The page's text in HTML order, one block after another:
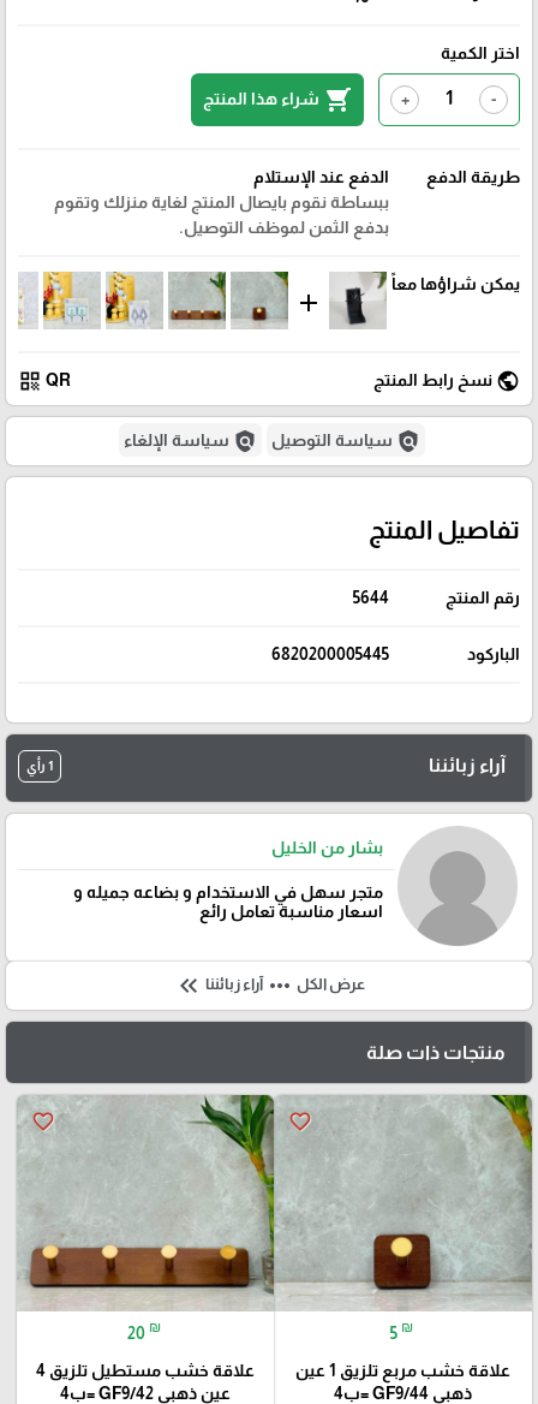
اختر الكمية
-
+
shopping_cart شراء هذا المنتج
طريقة الدفع
الدفع عند الإستلام
ببساطة نقوم بايصال المنتج لغاية منزلك وتقوم
بدفع الثمن لموظف التوصيل.
يمكن شراؤها معاً
add
public نسخ رابط المنتج QR
qr_code
policy سياسة التوصيل policy سياسة الإلغاء
تفاصيل المنتج
رقم المنتج 5644
الباركود 6820200005445
آراء زبائننا 1 رأي
بشار من الخليل
متجر سهل في الاستخدام و بضاعه جميله و
اسعار مناسبة تعامل رائع
عرض الكل more_horiz آراء زبائننا keyboard_double_arrow_left
منتجات ذات صلة
favorite_border
5 ₪
علاقة خشب مربع تلزيق 1 عين
ذهبي GF9/44 =ب4
favorite_border
20 ₪
علاقة خشب مستطيل تلزيق 4
عين ذهبي GF9/42 =ب4